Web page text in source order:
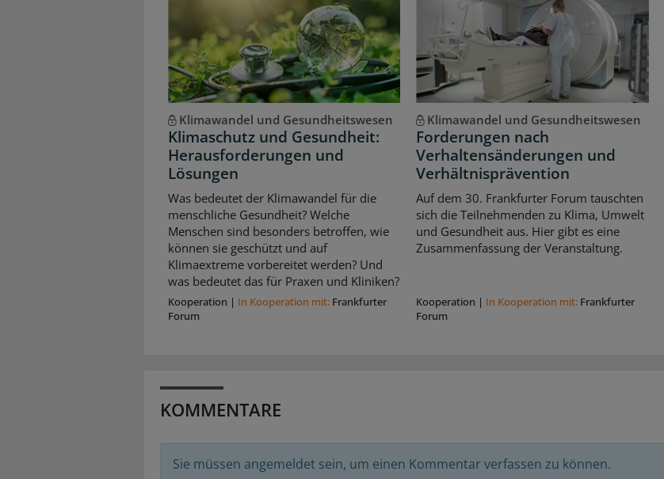
Klimawandel und Gesundheitswesen
Klimaschutz und Gesundheit:
Herausforderungen und
Lösungen
Was bedeutet der Klimawandel für die
menschliche Gesundheit? Welche
Menschen sind besonders betroffen, wie
können sie geschützt und auf
Klimaextreme vorbereitet werden? Und
was bedeutet das für Praxen und Kliniken?
Kooperation | In Kooperation mit: Frankfurter
Forum
Klimawandel und Gesundheitswesen
Forderungen nach
Verhaltensänderungen und
Verhältnisprävention
Auf dem 30. Frankfurter Forum tauschten
sich die Teilnehmenden zu Klima, Umwelt
und Gesundheit aus. Hier gibt es eine
Zusammenfassung der Veranstaltung.
Kooperation | In Kooperation mit: Frankfurter
Forum
KOMMENTARE
Sie müssen angemeldet sein, um einen Kommentar verfassen zu können.